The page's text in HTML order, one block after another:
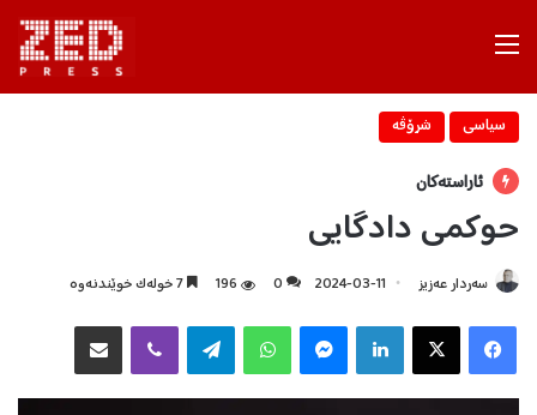
سیاسی شرۆڤه‌
ئاراستەکان
حوکمی دادگایی
سه‌ردار عه‌زیز 2024-03-11
0
196
X
Telegram